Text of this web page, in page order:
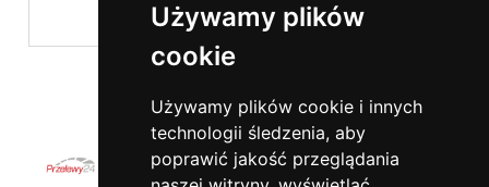
Używamy plików
cookie
Używamy plików cookie i innych
technologii śledzenia, aby
poprawić jakość przeglądania